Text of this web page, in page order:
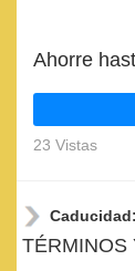
23 Vistas
Caducidad:
TÉRMINOS